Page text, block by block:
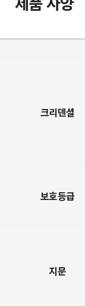
제품 사양
크리덴셜
보호등급
지문